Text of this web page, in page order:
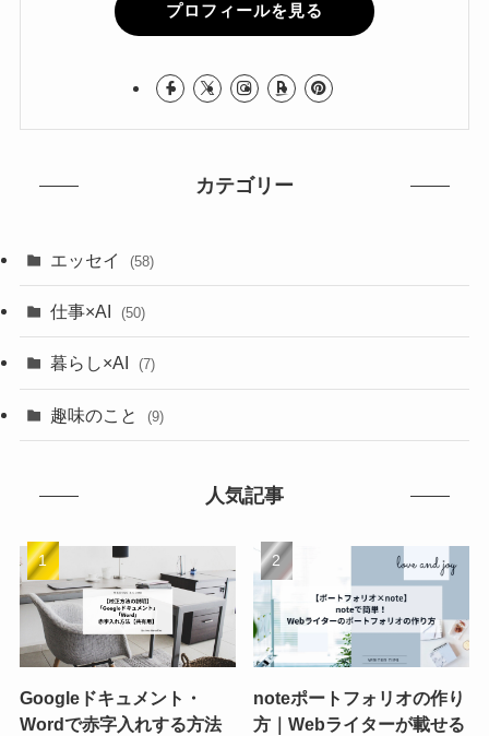
プロフィールを見る
カテゴリー
エッセイ (58)
仕事×AI (50)
暮らし×AI (7)
趣味のこと (9)
人気記事
Googleドキュメント・
Wordで赤字入れする方法
noteポートフォリオの作り
方｜Webライターが載せる